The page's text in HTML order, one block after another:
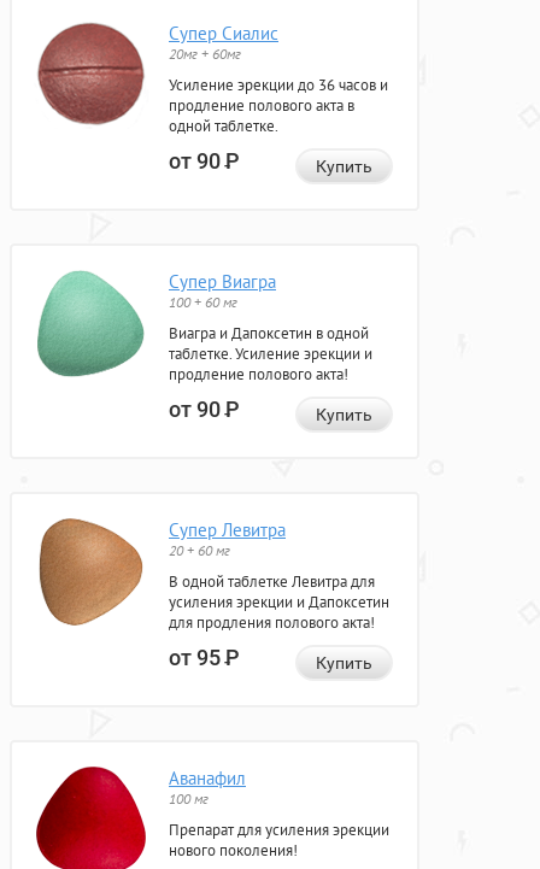
Супер Сиалис
20мг + 60мг
Усиление эрекции до 36 часов и
продление полового акта в
одной таблетке.
от 90Р Купить
Супер Виагра
100 + 60 мг
Виагра и Дапоксетин в одной
таблетке. Усиление эрекции и
продление полового акта!
от 90Р Купить
Супер Левитра
20 + 60 мг
В одной таблетке Левитра для
усиления эрекции и Дапоксетин
для продления полового акта!
от 95Р Купить
Аванафил
100 мг
Препарат для усиления эрекции
нового поколения!